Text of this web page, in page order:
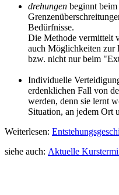
drehungen beginnt
Bedürfnisse.
Die Methode vermittelt
auch Möglichkeiten zur
bzw. nicht nur beim
Individuelle
erdenklichen Fall von
werden, denn sie lernt
Situation, an jedem Ort
Weiterlesen:
siehe auch: Aktuelle